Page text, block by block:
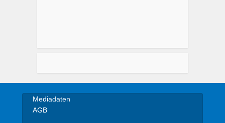
Mediadaten
AGB